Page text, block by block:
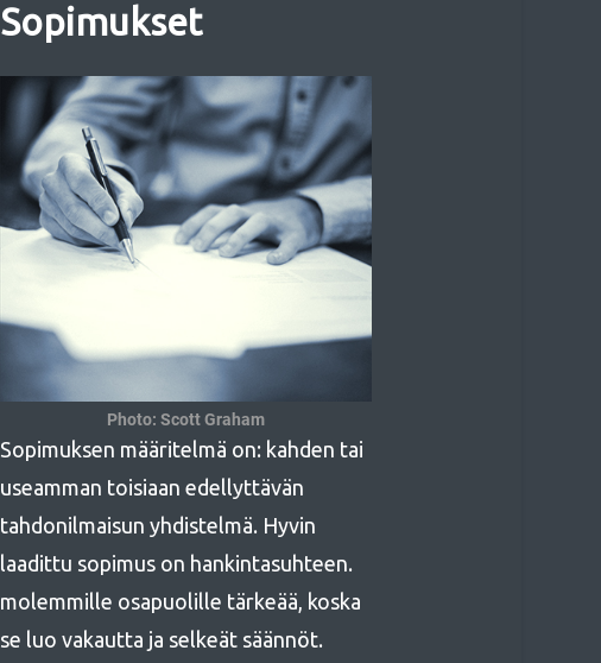
Sopimukset
Photo: Scott Graham
Sopimuksen määritelmä on: kahden tai
useamman toisiaan edellyttävän
tahdonilmaisun yhdistelmä. Hyvin
laadittu sopimus on hankintasuhteen.
molemmille osapuolille tärkeää, koska
se luo vakautta ja selkeät säännöt.